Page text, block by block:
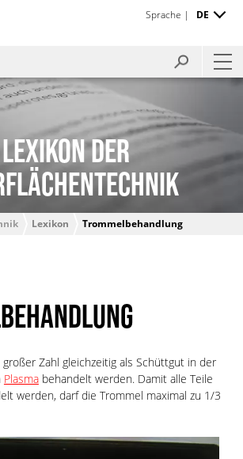
Sprache | DE
LEXIKON DER
Lexikon Trommelbehandlung
Zahl gleichzeitig als Schüttgut in der
Plasmabehandelt werden. Damit alle Teile
werden, darf die Trommel maximal zu 1/3